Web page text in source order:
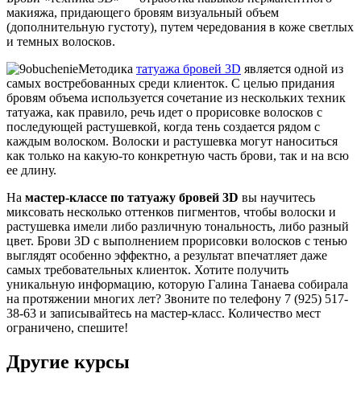
макияжа, придающего бровям визуальный объем
(дополнительную густоту), путем чередования в коже светлых
и темных волосков.
Методика татуажа бровей 3D является одной из
самых востребованных среди клиенток. С целью придания
бровям объема используется сочетание из нескольких техник
татуажа, как правило, речь идет о прорисовке волосков с
последующей растушевкой, когда тень создается рядом с
каждым волоском. Волоски и растушевка могут наноситься
как только на какую-то конкретную часть брови, так и на всю
ее длину.
На мастер-классе по татуажу бровей 3D вы научитесь
миксовать несколько оттенков пигментов, чтобы волоски и
растушевка имели либо различную тональность, либо разный
цвет. Брови 3D с выполнением прорисовки волосков с тенью
выглядят особенно эффектно, а результат впечатляет даже
самых требовательных клиенток. Хотите получить
уникальную информацию, которую Галина Танаева собирала
на протяжении многих лет? Звоните по телефону 7 (925) 517-
38-63 и записывайтесь на мастер-класс. Количество мест
ограничено, спешите!
Другие курсы